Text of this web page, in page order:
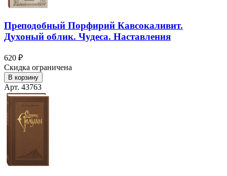
Преподобный Порфирий Кавсокаливит.
Духоный облик. Чудеса. Наставления
620 ₽
Скидка ограничена
В корзину
Арт. 43763